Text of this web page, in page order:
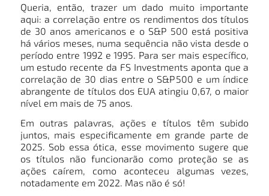
Queria, então, trazer um dado muito importante
aqui: a correlação entre os rendimentos dos títulos
de 30 anos americanos e o S&P 500 está positiva
há vários meses, numa sequência não vista desde o
período entre 1992 e 1995. Para ser mais específico,
um estudo recente da FS Investments aponta que a
correlação de 30 dias entre o S&P 500 e um índice
abrangente de títulos dos EUA atingiu 0,67, o maior
nível em mais de 75 anos.
Em outras palavras, ações e títulos têm subido
juntos, mais especificamente em grande parte de
2025. Sob essa ótica, esse movimento sugere que
os títulos não funcionarão como proteção se as
ações caírem, como aconteceu algumas vezes,
notadamente em 2022. Mas não é só!